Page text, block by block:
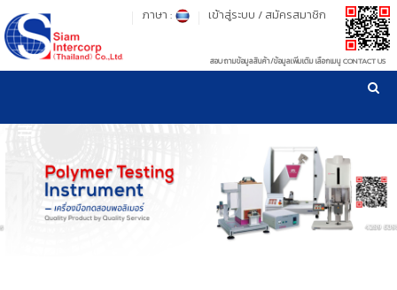
รู้ลึก รู้จริง เรื่องเครื่องมือทดสอบวัสดุ ! ยืน 1 เรื่องมาตรฐานการให้บริการ
เข้าสู่ระบบ / สมัครสมาชิก
ภาษา :
สอบถามข้อมูลสินค้า/ข้อมูลเพิ่มเติม เลือกเมนู CONTACT US
HOME
PRODUCT